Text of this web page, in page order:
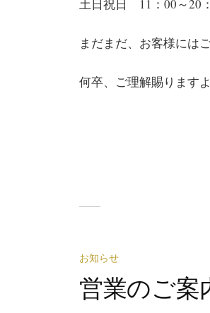
土日祝日 11：00～20
まだまだ、お客様には
何卒、ご理解賜ります
お知らせ
営業のご案